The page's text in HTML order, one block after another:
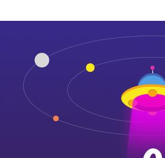
项目背景 随着社会发展的进步
革，带来很多的冲击和改变，家
运而生，帮助家长教育孩子，
线上直播课，和广大家长一起
播课，家庭教育中出现的问题
建孩子正确的精神世界，引导孩
孩子快乐成长。